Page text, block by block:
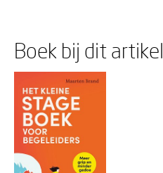
Boek bij dit artikel